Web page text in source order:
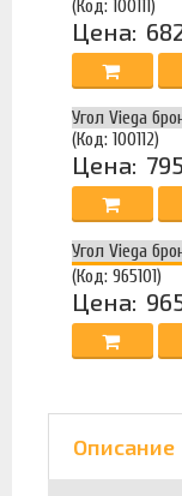
(Код: 100111)
Цена:
Угол Viega
(Код: 100112)
Цена:
Угол Viega
(Код: 965101)
Цена:
Описание